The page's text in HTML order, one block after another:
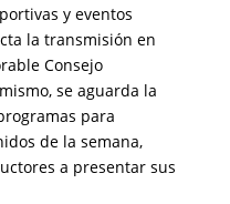
y eventos
la transmisión en
Consejo
se aguarda la
para
de la semana,
a presentar sus